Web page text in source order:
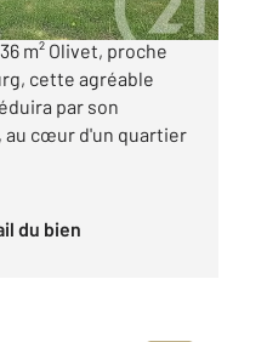
sol 5 pièces 3
m² Olivet, proche
cette agréable
par son
au cœur d'un quartier
du bien